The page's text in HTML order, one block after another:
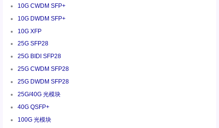
10G CWDM SFP+
10G DWDM SFP+
10G XFP
25G SFP28
25G BIDI SFP28
25G CWDM SFP28
25G DWDM SFP28
25G/40G 光模块
40G QSFP+
100G 光模块